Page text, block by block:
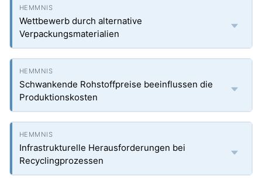
Wettbewerb durch alternative
Verpackungsmaterialien
Schwankende Rohstoffpreise beeinflussen die
Produktionskosten
Infrastrukturelle Herausforderungen bei
Recyclingprozessen